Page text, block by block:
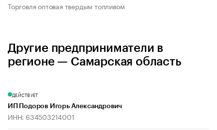
Торговля оптовая твердым топливом
Другие предприниматели в
регионе — Самарская область
ДЕЙСТВУЕТ
ИП Подоров Игорь Александрович
ИНН: 634503214001